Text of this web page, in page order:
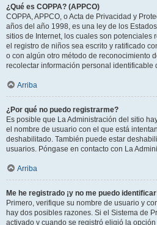
¿Qué es COPPA? (APPCO)
COPPA, APPCO, o Acta de Privacidad y
años del año 1998, es una ley de los
sitios de Internet, los cuales son potenciales
el registro de niños sea escrito y ratificado
o con algún otro método de reconocimiento
recolectar información personal identificable
Arriba
¿Por qué no puedo registrarme?
Es posible que La Administración del sitio
el nombre de usuario con el que está
deshabilitado. También puede estar
usuarios. Póngase en contacto con La
Arriba
Me he registrado ¡y no me puedo
Primero, verifique su nombre de usuario y
hay dos posibles razones. Si el Sistema de
activado y cuando se registró eligió la opción